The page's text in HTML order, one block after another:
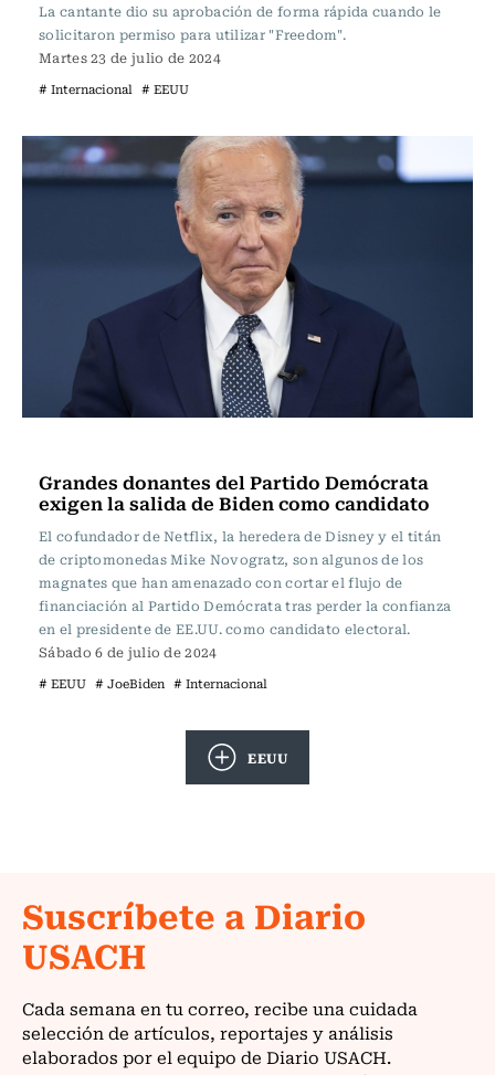
La cantante dio su aprobación de forma rápida cuando le
solicitaron permiso para utilizar "Freedom".
Martes 23 de julio de 2024
# Internacional # EEUU
Grandes donantes del Partido Demócrata
exigen la salida de Biden como candidato
El cofundador de Netflix, la heredera de Disney y el titán
de criptomonedas Mike Novogratz, son algunos de los
magnates que han amenazado con cortar el flujo de
financiación al Partido Demócrata tras perder la confianza
en el presidente de EE.UU. como candidato electoral.
Sábado 6 de julio de 2024
# EEUU # JoeBiden # Internacional
EEUU